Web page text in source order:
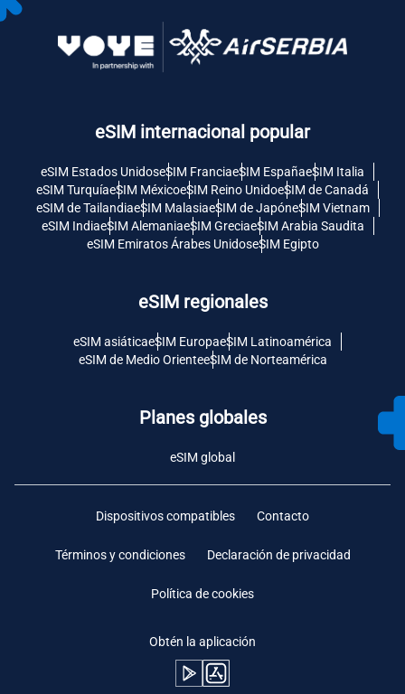
eSIM internacional popular
eSIM Estados UnidoseSIM FranciaeSIM EspañaeSIM Italia
eSIM TurquíaeSIM MéxicoeSIM Reino UnidoeSIM de Canadá
eSIM de TailandiaeSIM MalasiaeSIM de JapóneSIM Vietnam
eSIM IndiaeSIM AlemaniaeSIM GreciaeSIM Arabia Saudita
eSIM Emiratos Árabes UnidoseSIM Egipto
eSIM regionales
eSIM asiáticaeSIM EuropaeSIM Latinoamérica
eSIM de Medio OrienteeSIM de Norteamérica
Planes globales
eSIM global
Dispositivos compatibles Contacto
Términos y condiciones Declaración de privacidad
Política de cookies
Obtén la aplicación